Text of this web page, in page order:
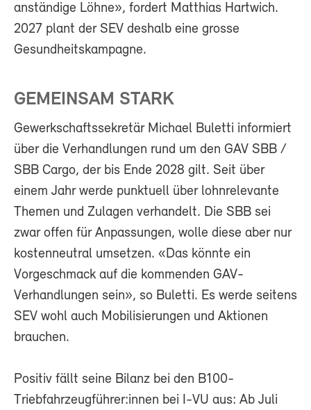
anständige Löhne», fordert Matthias Hartwich.
2027 plant der SEV deshalb eine grosse
Gesundheitskampagne.
GEMEINSAM STARK
Gewerkschaftssekretär Michael Buletti informiert
über die Verhandlungen rund um den GAV SBB /
SBB Cargo, der bis Ende 2028 gilt. Seit über
einem Jahr werde punktuell über lohnrelevante
Themen und Zulagen verhandelt. Die SBB sei
zwar offen für Anpassungen, wolle diese aber nur
kostenneutral umsetzen. «Das könnte ein
Vorgeschmack auf die kommenden GAV-
Verhandlungen sein», so Buletti. Es werde seitens
SEV wohl auch Mobilisierungen und Aktionen
brauchen.
Positiv fällt seine Bilanz bei den B100-
Triebfahrzeugführer:innen bei I-VU aus: Ab Juli